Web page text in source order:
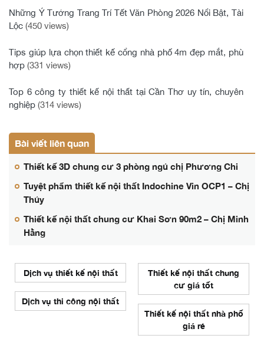
Những Ý Tưởng Trang Trí Tết Văn Phòng 2026 Nổi Bật, Tài
Lộc (450 views)
Tips giúp lựa chọn thiết kế cổng nhà phố 4m đẹp mắt, phù
hợp (331 views)
Top 6 công ty thiết kế nội thất tại Cần Thơ uy tín, chuyên
nghiệp (314 views)
Bài viết liên quan
Thiết kế 3D chung cư 3 phòng ngủ chị Phương Chi
Tuyệt phẩm thiết kế nội thất Indochine Vin OCP1 – Chị
Thủy
Thiết kế nội thất chung cư Khai Sơn 90m2 – Chị Minh
Hằng
Dịch vụ thiết kế nội thất
Dịch vụ thi công nội thất
Thiết kế nội thất chung
cư giá tốt
Thiết kế nội thất nhà phố
giá rẻ